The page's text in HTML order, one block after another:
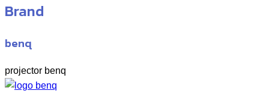
Brand
benq
projector benq